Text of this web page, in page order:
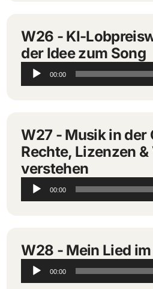
W26 - KI-
der Idee zum Song
Audio-
Player
00:00
W27 - Musik in der
Rechte, Lizenzen
verstehen
Audio-
Player
00:00
W28 - Mein Lied im
Audio-
Player
00:00